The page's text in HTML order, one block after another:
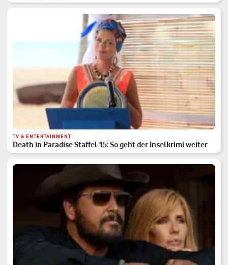
TV & ENTERTAINMENT
Death in Paradise Staffel 15: So geht der Inselkrimi weiter